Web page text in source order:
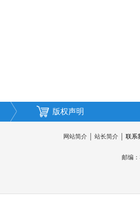
版权声明
网站简介│ 站长简介│ 联系
邮编